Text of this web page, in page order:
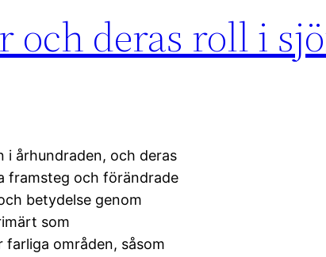
och deras roll i
i århundraden, och deras
framsteg och förändrade
betydelse genom
som
områden, såsom